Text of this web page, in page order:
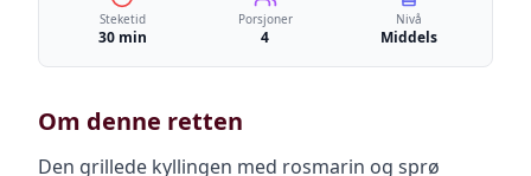
Steketid
30 min
Porsjoner
4
Nivå
Middels
Om denne retten
Den grillede kyllingen med rosmarin og sprø